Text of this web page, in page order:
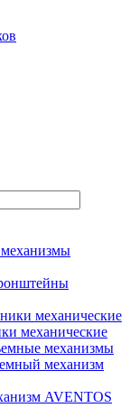
механические
механизмы
механизм
AVENTOS